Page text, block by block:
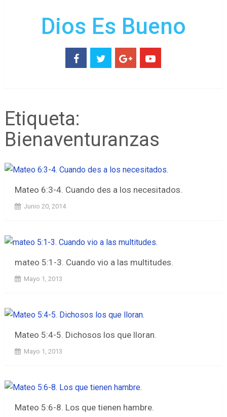
Dios Es Bueno
Etiqueta:
Bienaventuranzas
Mateo 6:3-4. Cuando des a los necesitados.
Junio 20, 2014
mateo 5:1-3. Cuando vio a las multitudes.
Mayo 1, 2013
Mateo 5:4-5. Dichosos los que lloran.
Mayo 1, 2013
Mateo 5:6-8. Los que tienen hambre.